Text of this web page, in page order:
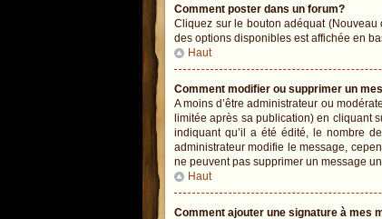
Comment poster dans un forum?
Cliquez sur le bouton adéquat (Nouveau
des options disponibles est affichée en
Haut
Comment modifier ou supprimer un
A moins d’être administrateur ou
limitée après sa publication) en cliquant
indiquant qu’il a été édité, le nombre
administrateur modifie le message,
ne peuvent pas supprimer un message
Haut
Comment ajouter une signature à mes